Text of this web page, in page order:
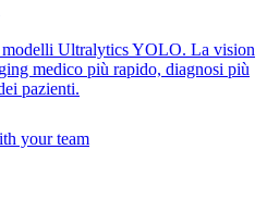
modelli Ultralytics YOLO. La vision
medico più rapido, diagnosi più
pazienti.